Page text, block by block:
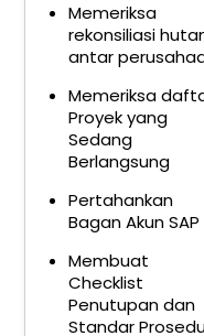
Memeriksa
rekonsiliasi
antar
Memeriksa
Proyek yang
Sedang
Berlangsung
Pertahankan
Bagan Akun SAP
Membuat
Checklist
Penutupan dan
Standar